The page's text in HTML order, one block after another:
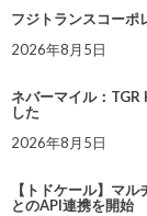
フジトランスコーポ
2026年8月5日
ネバーマイル：TGR
した
2026年8月5日
【トドケール】マ
とのAPI連携を開始